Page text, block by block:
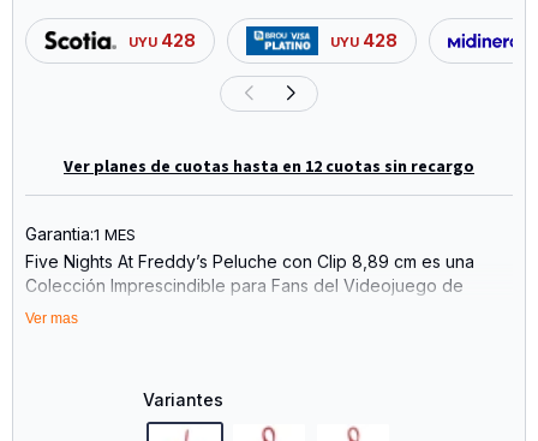
UYU 428 UYU 428
Ver planes de cuotas hasta en 12 cuotas sin recargo
Garantia:1 MES
Five Nights At Freddy’s Peluche con Clip 8,89 cm es una
Colección Imprescindible para Fans del Videojuego de
Terror Más Popular del Mundo. Cada Plushie Incluye un Clip
Freddy Plushie Classic Bonnie Plushie Classic Chica Plushie
Classic Foxy Plushie Cada Peluche Está Confeccionado en
Ver mas
Variantes